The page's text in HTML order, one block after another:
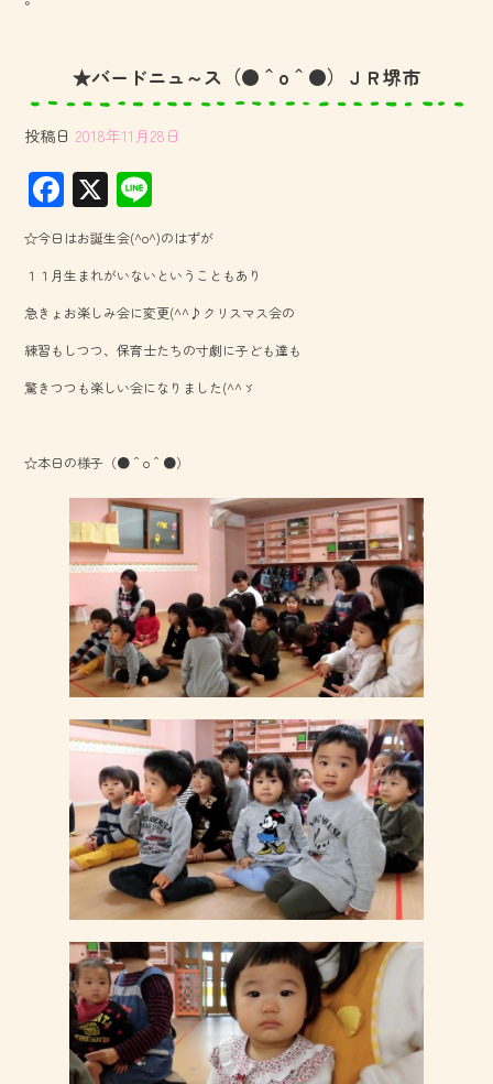
★バードニュ～ス（●＾o＾●）ＪＲ堺市
投稿日 2018年11月28日
F
ac
e
b
o
ok
X
ne
☆今日はお誕生会(^o^)のはずが
１１月生まれがいないということもあり
急きょお楽しみ会に変更(^^♪クリスマス会の
練習もしつつ、保育士たちの寸劇に子ども達も
驚きつつも楽しい会になりました(^^ゞ
☆本日の様子（●＾o＾●）